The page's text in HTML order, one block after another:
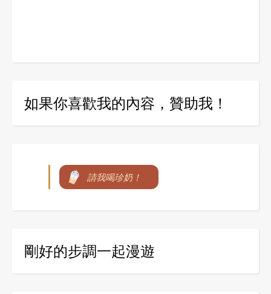
如果你喜歡我的內容，贊助我！
請我喝珍奶！
剛好的步調一起漫遊